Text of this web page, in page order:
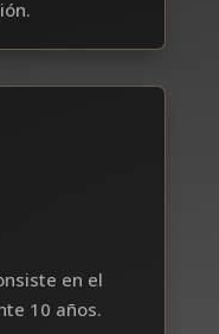
en el
10 años.